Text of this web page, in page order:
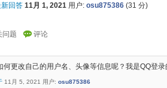
回答 11月 1, 2021 用户: osu875386 (31 分)
更改自己的用户名、头像等信息呢？我是QQ登录
11月 5, 2021 用户: osu875386